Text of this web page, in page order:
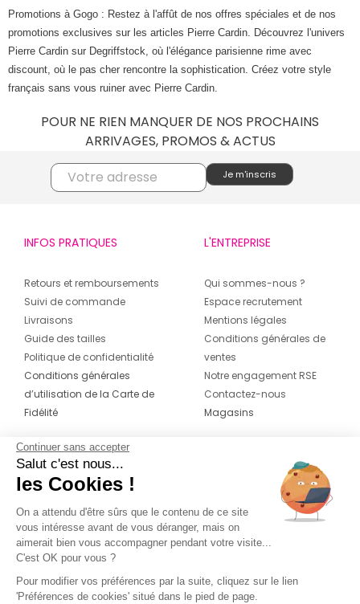
Promotions à Gogo : Restez à l'affût de nos offres spéciales et de nos
promotions exclusives sur les articles Pierre Cardin. Découvrez l'univers
Pierre Cardin sur Degriffstock, où l'élégance parisienne rime avec
discount, où le pas cher rencontre la sophistication. Créez votre style
français sans vous ruiner avec Pierre Cardin.
POUR NE RIEN MANQUER DE NOS PROCHAINS
ARRIVAGES, PROMOS & ACTUS
INFOS PRATIQUES
Retours et remboursements
Suivi de commande
Livraisons
Guide des tailles
Politique de confidentialité
Conditions générales
d’utilisation de la Carte de
Fidélité
L'ENTREPRISE
Qui sommes-nous ?
Espace recrutement
Mentions légales
Conditions générales de
ventes
Notre engagement RSE
Contactez-nous
Magasins
CONTACT
04 42 20 78 42
Du lundi au jeudi de 8h30 à 16h30 & le
vendredi de 8h30 à 15h30
Continuer sans accepter
Salut c'est nous...
les Cookies !
On a attendu d'être sûrs que le contenu de ce site
vous intéresse avant de vous déranger, mais on
aimerait bien vous accompagner pendant votre visite...
C'est OK pour vous ?
Pour modifier vos préférences par la suite, cliquez sur le lien
'Préférences de cookies' situé dans le pied de page.